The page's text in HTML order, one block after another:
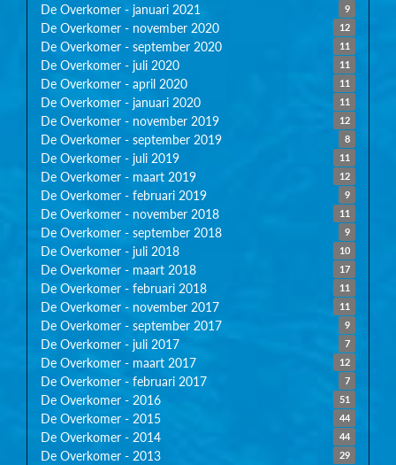
9
De Overkomer - januari 2021
12
De Overkomer - november 2020
11
De Overkomer - september 2020
11
De Overkomer - juli 2020
11
De Overkomer - april 2020
11
De Overkomer - januari 2020
12
De Overkomer - november 2019
8
De Overkomer - september 2019
11
De Overkomer - juli 2019
12
De Overkomer - maart 2019
9
De Overkomer - februari 2019
11
De Overkomer - november 2018
9
De Overkomer - september 2018
10
De Overkomer - juli 2018
17
De Overkomer - maart 2018
11
De Overkomer - februari 2018
11
De Overkomer - november 2017
9
De Overkomer - september 2017
7
De Overkomer - juli 2017
12
De Overkomer - maart 2017
7
De Overkomer - februari 2017
51
De Overkomer - 2016
44
De Overkomer - 2015
44
De Overkomer - 2014
29
De Overkomer - 2013